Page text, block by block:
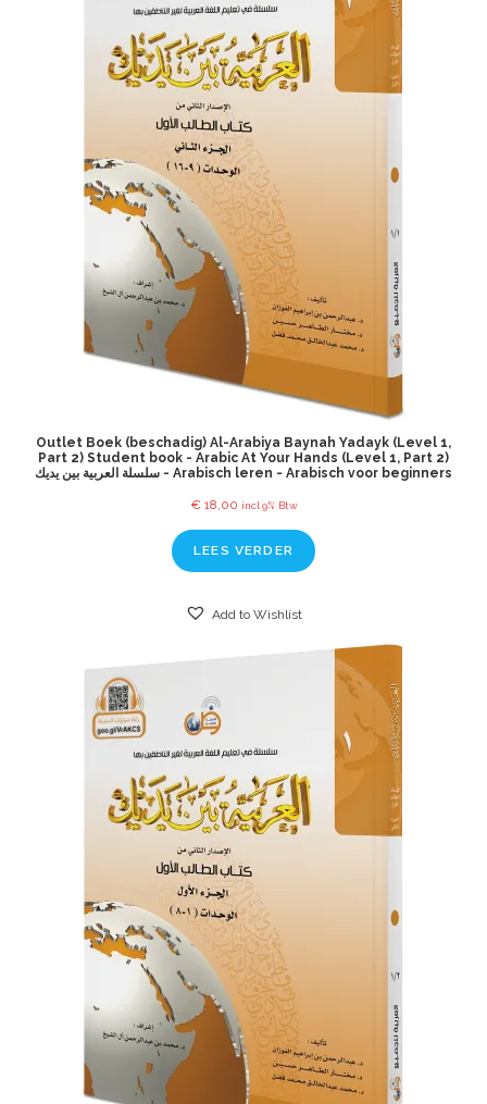
Outlet Boek (beschadig) Al-Arabiya Baynah Yadayk (Level 1,
Part 2) Student book - Arabic At Your Hands (Level 1, Part 2)
سلسلة العربية بين يديك - Arabisch leren - Arabisch voor beginners
€18,00 incl 9% Btw
LEES VERDER
Add to Wishlist